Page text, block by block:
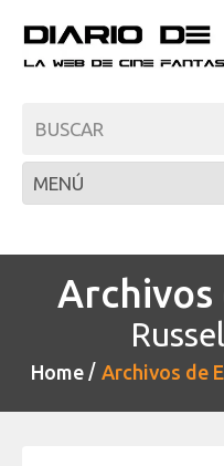
Archivos
Home Archivos de